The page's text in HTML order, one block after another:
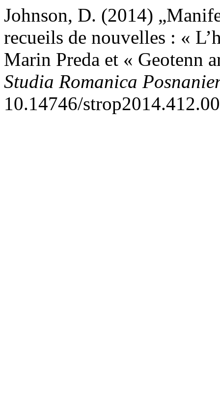
Johnson, D. (2014)
recueils de nouvelles : «
Marin Preda et « Geotenn
Studia Romanica
10.14746/